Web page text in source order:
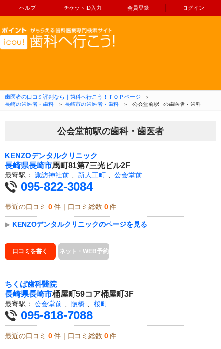
ヘルプ チケットID入力 会員登録 ログイン
コンテンツへ移動
歯医者の口コミ評判なら｜歯科へ行こう！ＴＯＰページ
＞
長崎の歯医者・歯科
＞ 長崎市の歯医者・歯科 ＞ 公会堂前駅 の歯医者・歯科
公会堂前駅の歯科・歯医者
KENZOデンタルクリニック
長崎県長崎市馬町81第7三光ビル2F
最寄駅： 諏訪神社前 新大工町 公会堂前
095-822-3084
最近の口コミ 0 件｜口コミ総数 0 件
▶ KENZOデンタルクリニックのページを見る
口コミを書く ネット・WEB予約
ちくば歯科醫院
長崎県長崎市桶屋町59コア桶屋町3F
最寄駅： 公会堂前 、 賑橋 、 桜町
095-818-7088
最近の口コミ 0 件｜口コミ総数 0 件